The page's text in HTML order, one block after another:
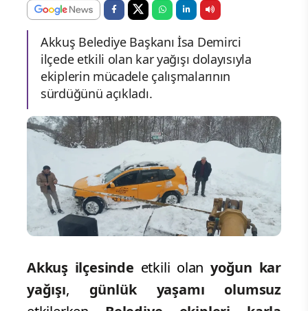
Akkuş Belediye Başkanı İsa Demirci
ilçede etkili olan kar yağışı dolayısıyla
ekiplerin mücadele çalışmalarının
sürdüğünü açıkladı.
Akkuş ilçesinde etkili olan yoğun kar
yağışı, günlük yaşamı olumsuz